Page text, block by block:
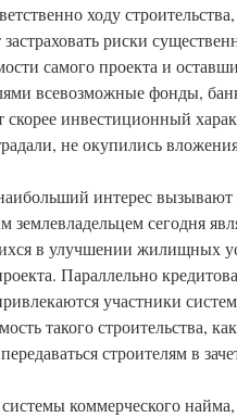
ходу
риски
самого проекта и
всевозможные фонды,
инвестиционный
не окупились
интерес
сегодня
в улучшении жилищных
Параллельно
участники
такого строительства,
строителям в
коммерческого